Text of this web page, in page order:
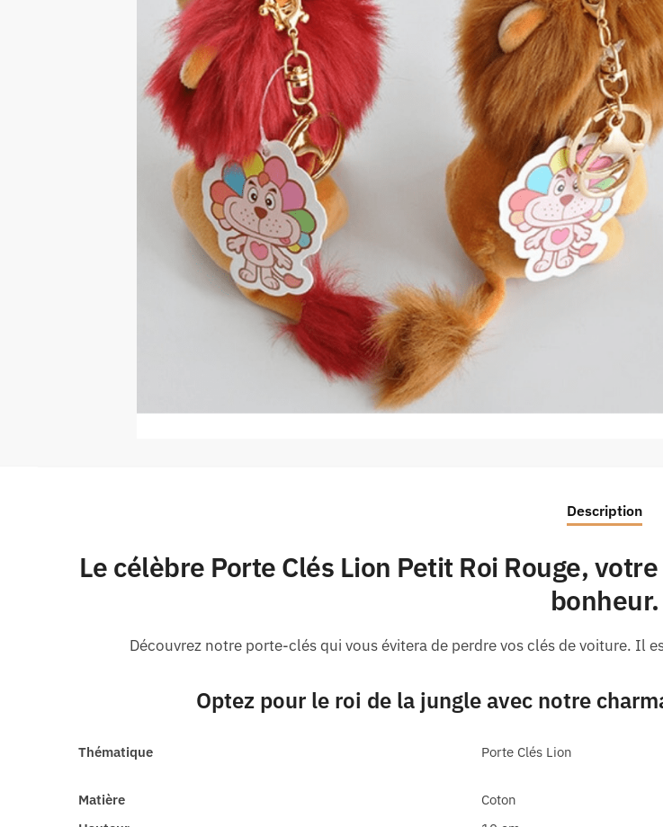
Description
Le célèbre Porte Clés Lion Petit Roi Rouge,
bonheur.
Découvrez notre porte-clés qui vous évitera de perdre vos clés de voiture. Il
Optez pour le roi de la jungle avec notre
Thématique Porte Clés Lion
Matière
Coton